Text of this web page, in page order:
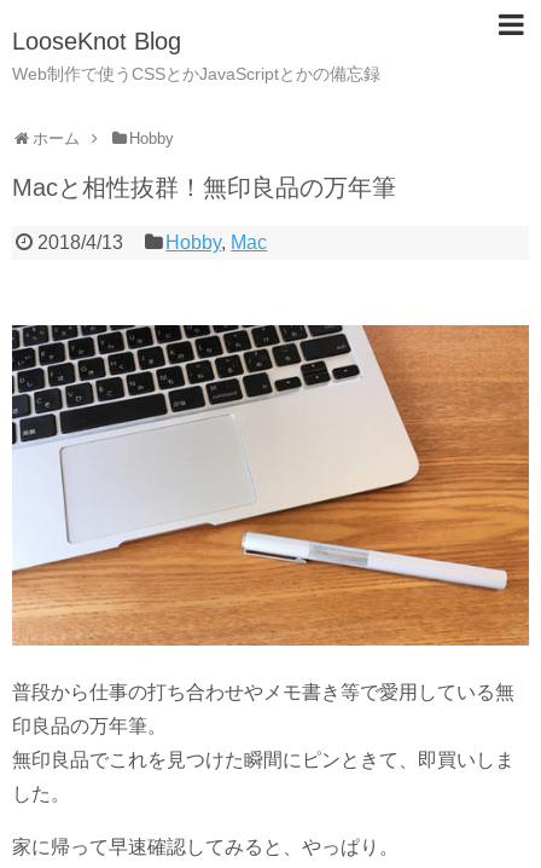
LooseKnot Blog
Web制作で使うCSSとかJavaScriptとかの備忘録
ホーム Hobby
Macと相性抜群！無印良品の万年筆
2018/4/13 Hobby, Mac
普段から仕事の打ち合わせやメモ書き等で愛用している無
印良品の万年筆。
無印良品でこれを見つけた瞬間にピンときて、即買いしま
した。
家に帰って早速確認してみると、やっぱり。